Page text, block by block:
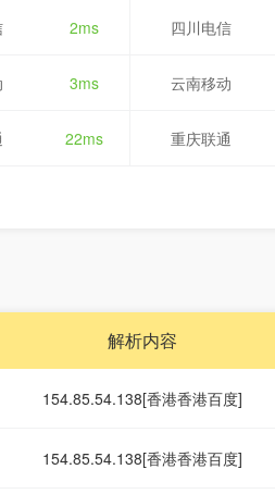
2ms 四川电信
3ms 云南移动
22ms 重庆联通
解析内容
154.85.54.138[香港香港百度]
154.85.54.138[香港香港百度]